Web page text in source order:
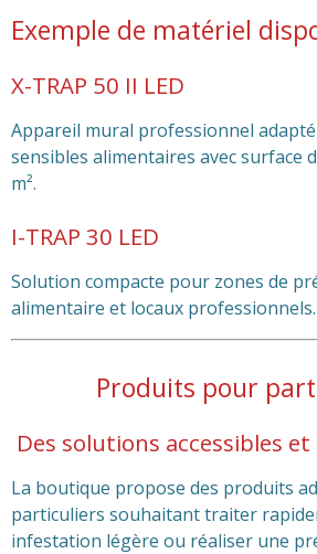
Exemple de matériel
X-TRAP 50 II LED
Appareil mural professionnel
sensibles alimentaires avec surface
m².
I-TRAP 30 LED
Solution compacte pour zones de
alimentaire et locaux professionnels.
Produits pour
Des solutions accessibles
La boutique propose des produits
particuliers souhaitant traiter
infestation légère ou réaliser une